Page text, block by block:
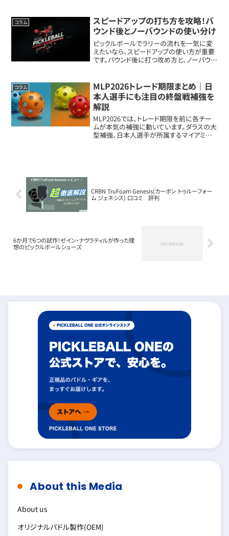
アメリカ・シアトル出身。実は、ピック...
コラム
スピードアップの打ち方を攻略！バ
ウンド後とノーバウンドの使い分け
ピックルボールでラリーの流れを一気に変
えたいなら、スピードアップの使い方が重要
です。バウンド後に打つ攻め方と、ノーバウン
アップは流れを変える攻撃ショットスピー
ド...
コラム
MLP2026トレード期限まとめ｜日
本人選手にも注目の終盤戦補強を
解説
MLP2026では、トレード期限を前に各チー
ムが本気の補強に動いています。ダラスの大
型補強、日本人選手が所属するマイアミの
CRBN TruFoam Genesis(カーボン トゥルーフォー
ム ジェネシス) 口コミ 評判
6か月で6つの試作！ゼイン・ナヴラティルが作った理
想のピックルボールシューズ
About this Media
About us
オリジナルパドル製作(OEM)